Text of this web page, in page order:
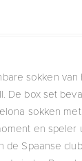
sokken van
De box set
sokken
en speler
de Spaanse